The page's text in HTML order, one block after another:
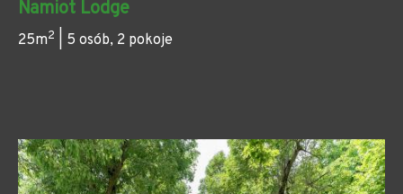
Namiot Lodge
25m2 | 5 osób, 2 pokoje